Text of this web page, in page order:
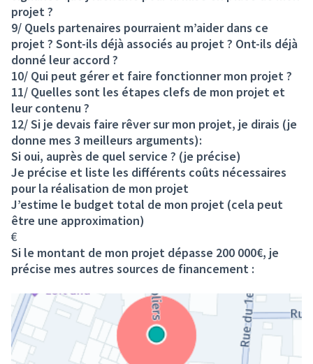
projet ?
9/ Quels partenaires pourraient m’aider dans ce
projet ? Sont-ils déjà associés au projet ? Ont-ils déjà
donné leur accord ?
10/ Qui peut gérer et faire fonctionner mon projet ?
11/ Quelles sont les étapes clefs de mon projet et
leur contenu ?
12/ Si je devais faire rêver sur mon projet, je dirais (je
donne mes 3 meilleurs arguments):
Si oui, auprès de quel service ? (je précise)
Je précise et liste les différents coûts nécessaires
pour la réalisation de mon projet
J’estime le budget total de mon projet (cela peut
être une approximation)
€
Si le montant de mon projet dépasse 200 000€, je
précise mes autres sources de financement :